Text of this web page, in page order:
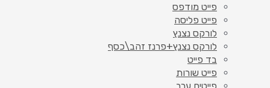
פייט מודפס
פייט פליסה
לורקס נצנץ
לורקס נצנץ+פרנז זהב\כסף
בד פייט
פייט שורות